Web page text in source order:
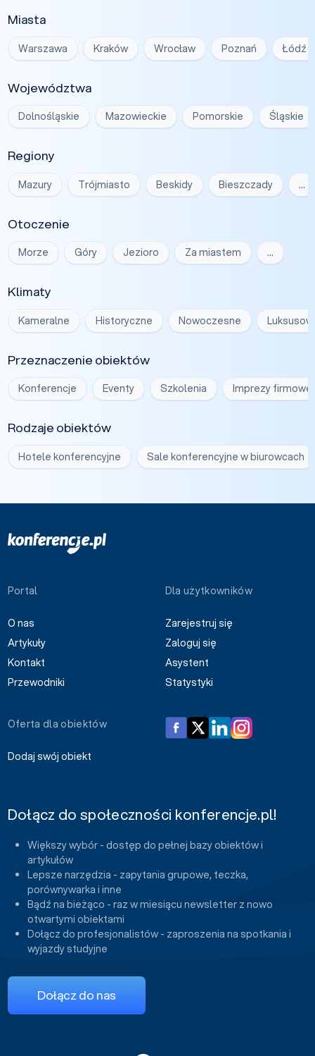
Miasta
Warszawa Kraków Wrocław Poznań Łódź
Województwa
Dolnośląskie Mazowieckie Pomorskie Śląskie
Regiony
Mazury Trójmiasto Beskidy Bieszczady …
Otoczenie
Morze Góry Jezioro Za miastem …
Klimaty
Kameralne Historyczne Nowoczesne
Przeznaczenie obiektów
Konferencje Eventy Szkolenia Imprezy firmowe
Rodzaje obiektów
Hotele konferencyjne Sale konferencyjne w biurowcach
Portal
O nas
Artykuły
Kontakt
Przewodniki
Dla użytkowników
Zarejestruj się
Zaloguj się
Asystent
Statystyki
Oferta dla obiektów
Dodaj swój obiekt
Dołącz do społeczności konferencje.pl!
Większy wybór - dostęp do pełnej bazy obiektów i
artykułów
Lepsze narzędzia - zapytania grupowe, teczka,
porównywarka i inne
Bądź na bieżąco - raz w miesiącu newsletter z nowo
otwartymi obiektami
Dołącz do profesjonalistów - zaproszenia na spotkania i
wyjazdy studyjne
Dołącz do nas